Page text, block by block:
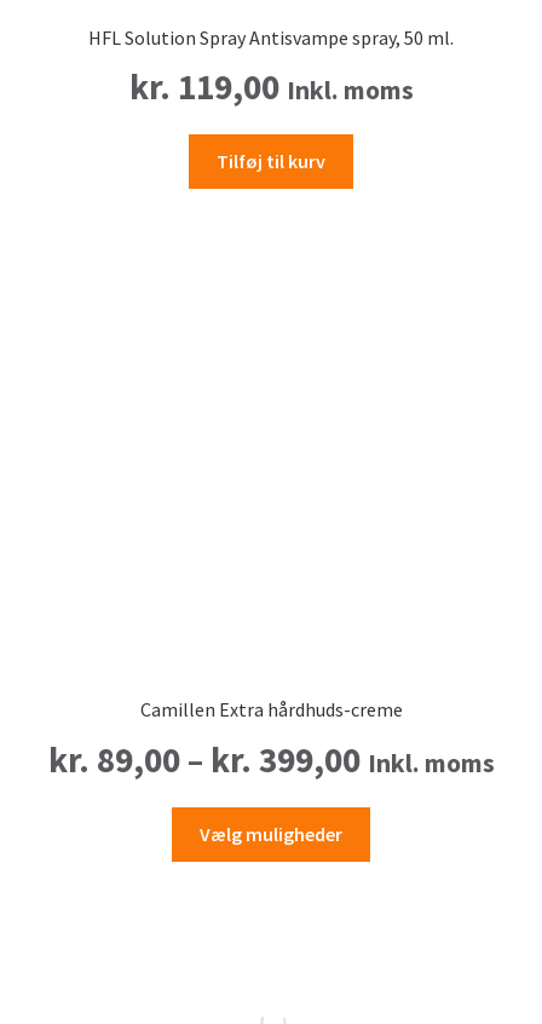
HFL Solution Spray Antisvampe spray, 50 ml.
kr. 119,00 Inkl. moms
Tilføj til kurv
Camillen Extra hårdhuds-creme
kr. 89,00 – kr. 399,00
kr. 89,00
til
Inkl. moms
Vælg muligheder